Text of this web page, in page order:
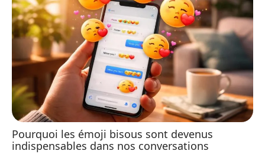
Pourquoi les émoji bisous sont devenus
indispensables dans nos conversations